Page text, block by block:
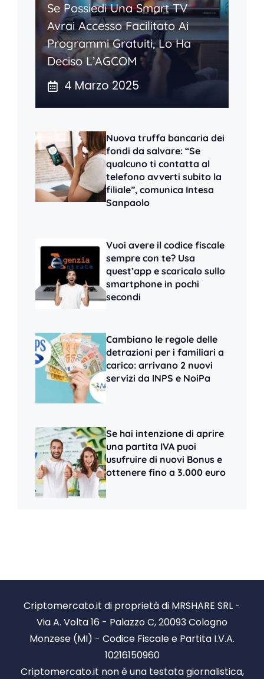
Se Possiedi Una Smart TV
Avrai Accesso Facilitato Ai
Programmi Gratuiti, Lo Ha
Deciso L’AGCOM
4 Marzo 2025
Nuova truffa bancaria dei
fondi da salvare: “Se
qualcuno ti contatta al
telefono avverti subito la
filiale”, comunica Intesa
Sanpaolo
Vuoi avere il codice fiscale
sempre con te? Usa
quest’app e scaricalo sullo
smartphone in pochi
secondi
Cambiano le regole delle
detrazioni per i familiari a
carico: arrivano 2 nuovi
servizi da INPS e NoiPa
Se hai intenzione di aprire
una partita IVA puoi
usufruire di nuovi Bonus e
ottenere fino a 3.000 euro
Criptomercato.it di proprietà di MRSHARE SRL -
Via A. Volta 16 - Palazzo C, 20093 Cologno
Monzese (MI) - Codice Fiscale e Partita I.V.A.
10216150960
Criptomercato.it non è una testata giornalistica,